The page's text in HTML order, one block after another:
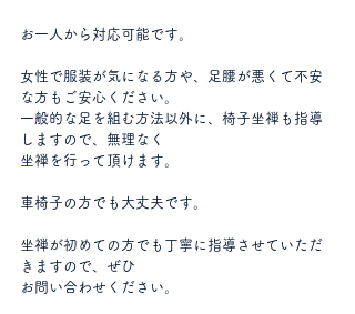
お一人から対応可能です。
女性で服装が気になる方や、足腰が悪くて不安
な方もご安心ください。
一般的な足を組む方法以外に、椅子坐禅も指導
しますので、無理なく
坐禅を行って頂けます。
車椅子の方でも大丈夫です。
坐禅が初めての方でも丁寧に指導させていただ
きますので、ぜひ
お問い合わせください。